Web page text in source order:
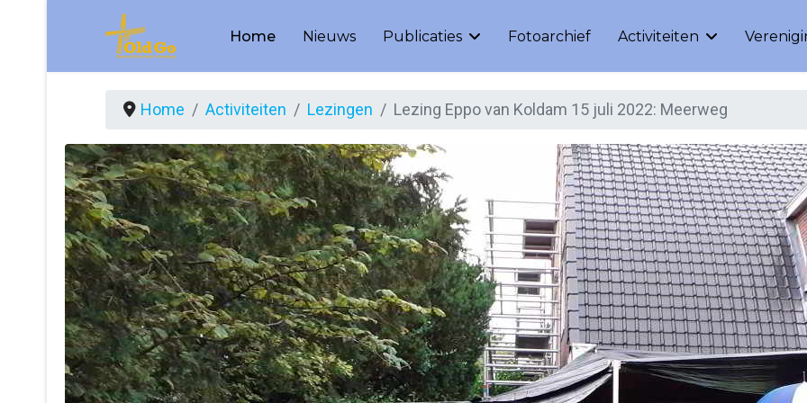
Home Nieuws Publicaties Fotoarchief Activiteiten
Home Activiteiten Lezingen Lezing Eppo van Koldam 15 juli 2022: Meerweg